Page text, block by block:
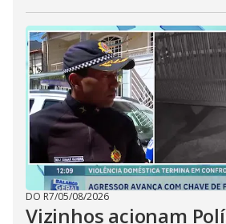
DO R7/05/08/2026
Vizinhos acionam